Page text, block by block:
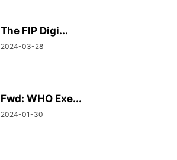
The FIP Digi...
2024-03-28
Fwd: WHO Exe...
2024-01-30